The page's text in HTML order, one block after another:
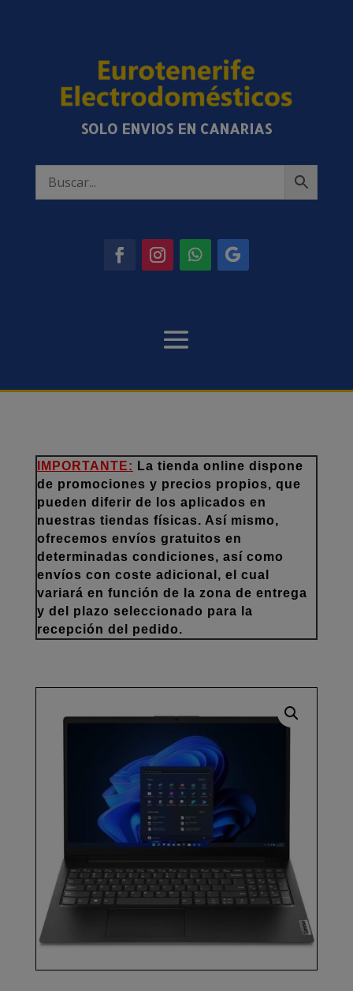
SOLO ENVIOS EN CANARIAS
IMPORTANTE: La tienda online dispone
de promociones y precios propios, que
pueden diferir de los aplicados en
nuestras tiendas físicas. Así mismo,
ofrecemos envíos gratuitos en
determinadas condiciones, así como
envíos con coste adicional, el cual
variará en función de la zona de entrega
y del plazo seleccionado para la
recepción del pedido.